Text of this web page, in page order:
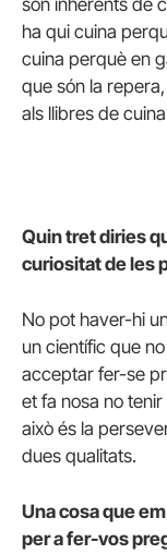
ha qui cuina
cuina perquè en
que són la
als llibres de
Quin tret diries
curiositat de les
No pot haver-hi
un científic que
acceptar fer-se
et fa nosa no
això és la
dues qualitats.
Una cosa que
per a fer-vos